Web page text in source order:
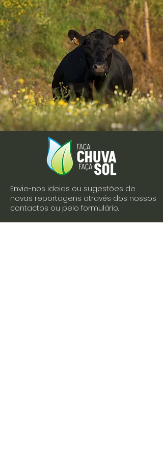
Envie-nos ideias ou sugestões de
novas reportagens através dos nossos
contactos ou pelo formulário.